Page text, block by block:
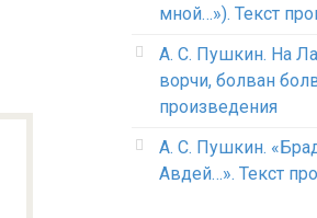
мной…»). Текст
А. С. Пушкин. На
ворчи, болван
произведения
А. С. Пушкин.
Авдей…». Текст